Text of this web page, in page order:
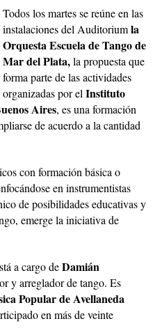
Todos los martes se reúne en las
instalaciones del Auditoriumla
Orquesta Escuela de Tango de
Mar del Plata,la propuesta que
forma parte de las actividades
organizadas por elInstituto
Aires, es una formación
de acuerdo a la cantidad
con formación básica o
en instrumentistas
de posibilidades educativas y
emerge la iniciativa de
a cargo deDamián
y arreglador de tango. Es
Popular de Avellaneda
en más de veinte